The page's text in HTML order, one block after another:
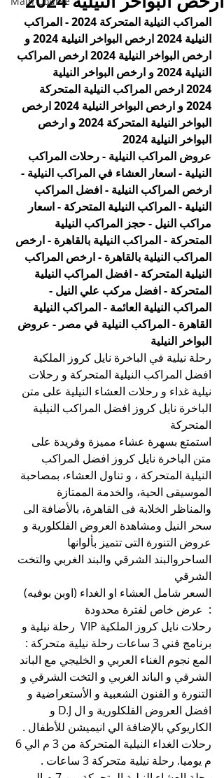
المراكب النيلية المتحركة 2024 - المراكب
النيلية 2024
ارخص البواخر النيلية
2024 و
ارخص البواخر النيلية 2024 ارخص المراكب
النيلية 2024 و ارخص البواخر النيلية
2024 ارخص المراكب النيلية المتحركة
2024 و ارخص البواخر النيلية 2024 ارخص
البواخر النيلية المتحركة 2024 و ارخص
البواخر النيلية 2024
عروض المراكب النيلية - رحلات المراكب
النيلية - اسعار العشاء في المراكب النيلية -
ارخص المراكب النيلية - افضل المراكب
النيلية - المراكب النيلية المتحركة - اسعار
مراكب النيل - حجز المراكب النيلية
المتحركة - المراكب النيلية بالقاهرة - ارخص
المراكب النيلية بالقاهرة - ارخص المراكب
النيلية المتحركة - افضل المراكب النيلية
المتحركة - افضل مركب علي النيل -
المراكب النيلية العائمة - المراكب النيلية
القاهرة - المراكب النيلية في مصر - عروض
البواخر النيلية
رحلة نيلية في الباخرة نايل كروز الملكية
افضل المراكب النيلية المتحركة و رحلات
نيلية غداء و رحلات العشاء النيلية على متن
الباخرة نايل كروز افضل المراكب النيلية
المتحركة
استمتع بسهرة عشاء مميزة وفريدة على
متن الباخرة نايل كروز افضل المراكب
النيلية المتحركة ، و تناول العشاء، بمصاحبة
الموسيقى الحية، والخدمة الممتازة
والمناظر الخلابة فى القاهرة، بالأضافة الى
سحر النيل ومشاهدة العروض الفلكلورية و
عروض التنورة التى تتميز بألوانها
الساحروالبند الشرقي والبند الغربي والتخت
الشرقي
السعر شامل العشاء او الغداء (اوبن بوفيه)
:  عرض خاص لفترة محدودة
رحلات نايل كروز الملكية VIP
رحلة نيلية و
برنامج فني 3 ساعات رحلة نيلية متحركة :
المع نجوم الغناء العربي و الخليجي مع الباند
الشرقي و الباند الغربي و التخت الشرقي و
التنورة و الفنون الشعبية و الأستعراضية و
افضل العروض الفلكلورية و ال D.J
و
الكاريوكي بالإضافة الي انيميشن للأطفال .
م يوميا. رحلة نيلية متحركة 3 ساعات .